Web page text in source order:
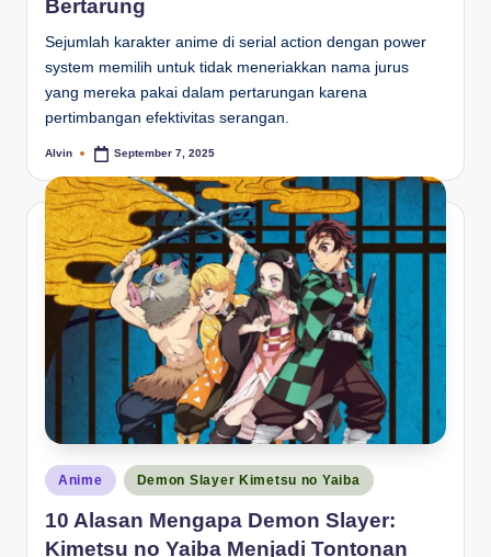
Bertarung
Sejumlah karakter anime di serial action dengan power
system memilih untuk tidak meneriakkan nama jurus
yang mereka pakai dalam pertarungan karena
pertimbangan efektivitas serangan.
Posted
Alvin September 7, 2025
Posted
in
Anime Demon Slayer Kimetsu no Yaiba
10 Alasan Mengapa Demon Slayer:
Kimetsu no Yaiba Menjadi Tontonan